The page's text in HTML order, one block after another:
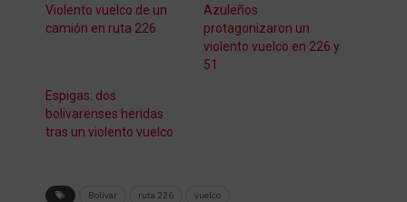
Violento vuelco de un
camión en ruta 226
Azuleños
protagonizaron un
violento vuelco en 226 y
51
Espigas: dos
bolivarenses heridas
tras un violento vuelco
Bolívar ruta 226 vuelco